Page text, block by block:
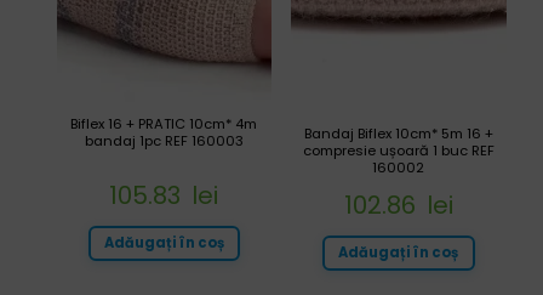
Bandaj Biflex 10cm* 5m 16 +
compresie ușoară 1 buc REF
160002
102.86 lei
Adăugați în coș
Biflex 16 + PRATIC 10cm* 4m
bandaj 1pc REF 160003
105.83 lei
Adăugați în coș